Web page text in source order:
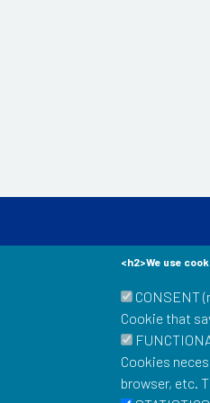
To stay
Email
<h2>We use
CONSENT
Cookie that
Cookies
browser, etc.